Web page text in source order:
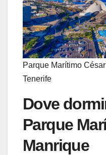
Parque Marítimo
Tenerife
Dove
Parque
Manrique